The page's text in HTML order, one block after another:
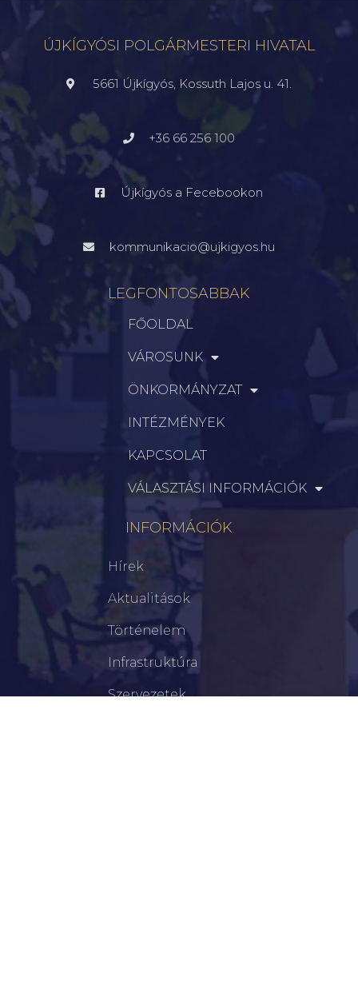
ÚJKÍGYÓSI POLGÁRMESTERI HIVATAL
5661 Újkígyós, Kossuth Lajos u. 41.
+36 66 256 100
Újkígyós a Fecebookon
kommunikacio@ujkigyos.hu
LEGFONTOSABBAK
FŐOLDAL
VÁROSUNK
ÖNKORMÁNYZAT
INTÉZMÉNYEK
KAPCSOLAT
VÁLASZTÁSI INFORMÁCIÓK
INFORMÁCIÓK
Hírek
Aktualitások
Történelem
Infrastruktúra
Szervezetek